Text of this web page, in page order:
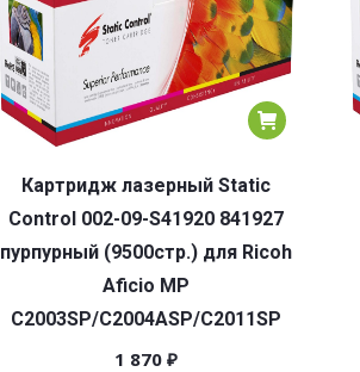
Картридж лазерный Static
Control 002-09-S41920 841927
пурпурный (9500стр.) для Ricoh
Aficio MP
C2003SP/C2004ASP/C2011SP
1 870 ₽